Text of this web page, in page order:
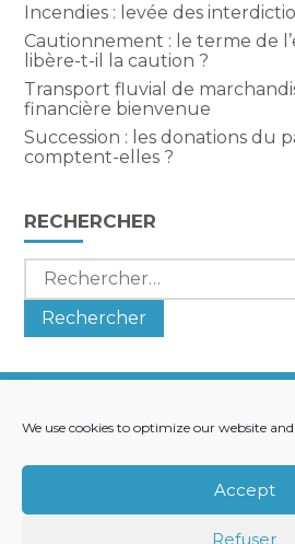
We use cookies to optimize our website and
Accept
Refuser
Incendies : levée des
Cautionnement : le terme de
libère-t-il la caution ?
Transport fluvial de
financière bienvenue
Succession : les donations du
comptent-elles ?
RECHERCHER
Rechercher :
Principale
NOS SOLUTIONS
RECRUTEMENT